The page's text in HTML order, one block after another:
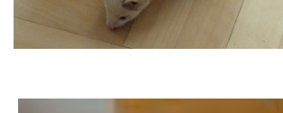
DFD - DOMOV FRETČÍCH DŮCHODCŮ
PODMÍNKY PŘEVZETÍ FRETKY.